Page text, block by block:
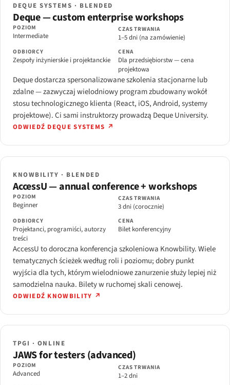
DEQUE SYSTEMS · BLENDED
Deque — custom enterprise workshops
POZIOM
Intermediate
CZAS TRWANIA
1–5 dni (na zamówienie)
ODBIORCY
Zespoły inżynierskie i projektanckie
CENA
Dla przedsiębiorstw — cena
projektowa
Deque dostarcza spersonalizowane szkolenia stacjonarne lub
zdalne — zazwyczaj wielodniowy program zbudowany wokół
stosu technologicznego klienta (React, iOS, Android, systemy
projektowe). Ci sami instruktorzy prowadzą Deque University.
ODWIEDŹ DEQUE SYSTEMS ↗
KNOWBILITY · BLENDED
AccessU — annual conference + workshops
POZIOM
Beginner
CZAS TRWANIA
3 dni (corocznie)
ODBIORCY
Projektanci, programiści, autorzy
treści
CENA
Bilet konferencyjny
AccessU to doroczna konferencja szkoleniowa Knowbility. Wiele
tematycznych ścieżek według roli i poziomu; dobry punkt
wyjścia dla tych, którym wielodniowe zanurzenie służy lepiej niż
samodzielna nauka. Bilety w ruchomej skali cenowej.
ODWIEDŹ KNOWBILITY ↗
TPGI · ONLINE
JAWS for testers (advanced)
POZIOM
Advanced
CZAS TRWANIA
1–2 dni